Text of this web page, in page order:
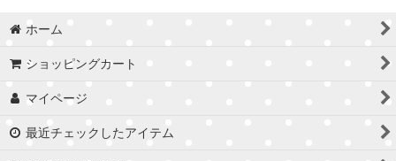
イスラーム学習★Islamic Studies
日本語イスラーム教材★Islamic Educational Materials in
ホーム
ショッピングカート
マイページ
最近チェックしたアイテム